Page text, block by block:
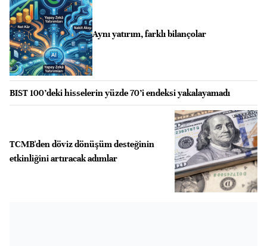
Aynı yatırım, farklı bilançolar
BIST 100’deki hisselerin yüzde 70’i endeksi yakalayamadı
TCMB'den döviz dönüşüm desteğinin
etkinliğini artıracak adımlar